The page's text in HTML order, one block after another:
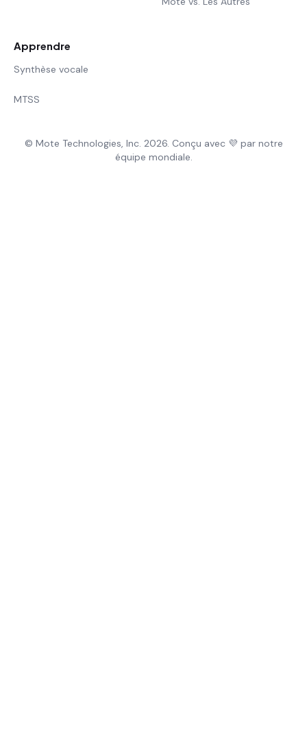
Apprendre
Synthèse vocale
MTSS
© Mote Technologies, Inc. 2026. Conçu avec 💜 par notre
équipe mondiale.